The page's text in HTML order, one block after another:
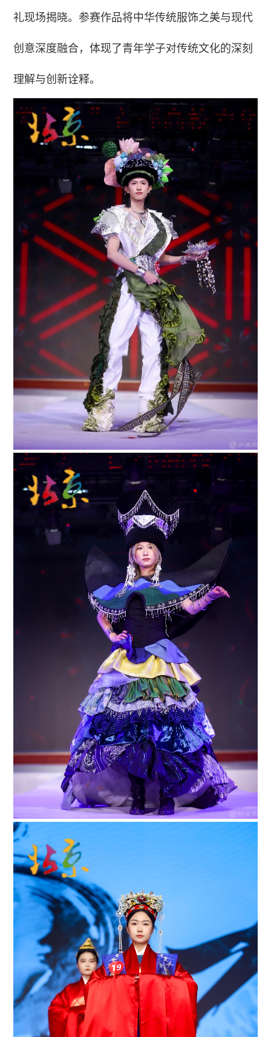
礼现场揭晓。参赛作品将中华传统服饰之美与现代
创意深度融合，体现了青年学子对传统文化的深刻
理解与创新诠释。